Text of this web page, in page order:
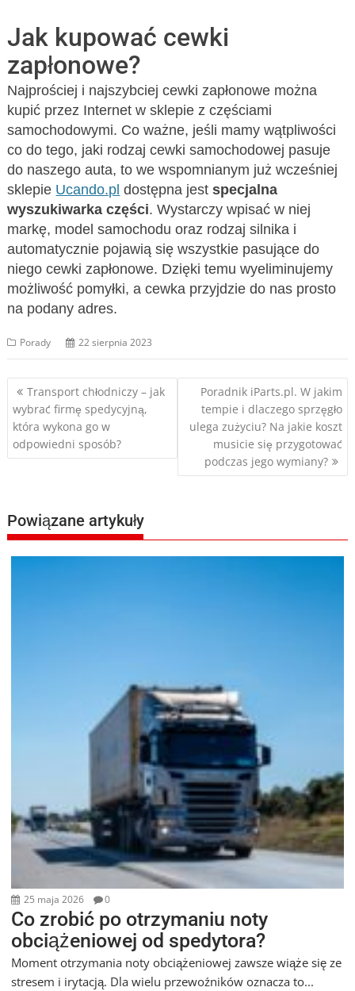
Jak kupować cewki
zapłonowe?
Najprościej i najszybciej cewki zapłonowe można
kupić przez Internet w sklepie z częściami
samochodowymi. Co ważne, jeśli mamy wątpliwości
co do tego, jaki rodzaj cewki samochodowej pasuje
do naszego auta, to we wspomnianym już wcześniej
sklepie Ucando.pl dostępna jestspecjalna
wyszukiwarka części. Wystarczy wpisać w niej
markę, model samochodu oraz rodzaj silnika i
automatycznie pojawią się wszystkie pasujące do
niego cewki zapłonowe. Dzięki temu wyeliminujemy
możliwość pomyłki, a cewka przyjdzie do nas prosto
na podany adres.
Porady 22 sierpnia 2023
Nawigacja
wpisu
Transport chłodniczy – jak
wybrać firmę spedycyjną,
która wykona go w
odpowiedni sposób?
Poradnik iParts.pl. W jakim
tempie i dlaczego sprzęgło
ulega zużyciu? Na jakie koszt
musicie się przygotować
podczas jego wymiany?
Powiązane artykuły
25 maja 2026 0
Co zrobić po otrzymaniu noty
obciążeniowej od spedytora?
Moment otrzymania noty obciążeniowej zawsze wiąże się ze
stresem i irytacją. Dla wielu przewoźników oznacza to...